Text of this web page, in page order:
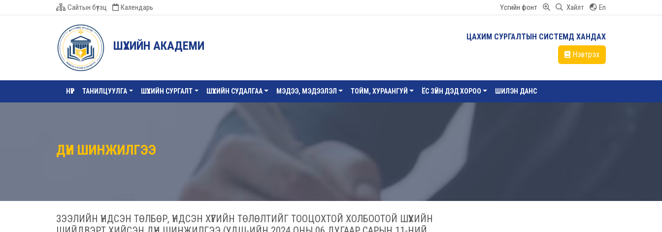
Сайтын бүтэц Календарь Үсгийн фонт Хайлт En
ШҮҮХИЙН АКАДЕМИ
ЦАХИМ СУРГАЛТЫН СИСТЕМД ХАНДАХ
Нэвтрэх
НҮҮР ТАНИЛЦУУЛГА ШҮҮХИЙН СУРГАЛТ ШҮҮХИЙН СУДАЛГАА МЭДЭЭ, МЭДЭЭЛЭЛ ТОЙМ, ХУРААНГУЙ ЁС ЗҮЙН ДЭД ХОРОО ШИЛЭН ДАНС
ДҮН ШИНЖИЛГЭЭ
ЗЭЭЛИЙН ҮНДСЭН ТӨЛБӨР, ҮНДСЭН ХҮҮГИЙН ТӨЛӨЛТИЙГ ТООЦОХТОЙ ХОЛБООТОЙ ШҮҮХИЙН